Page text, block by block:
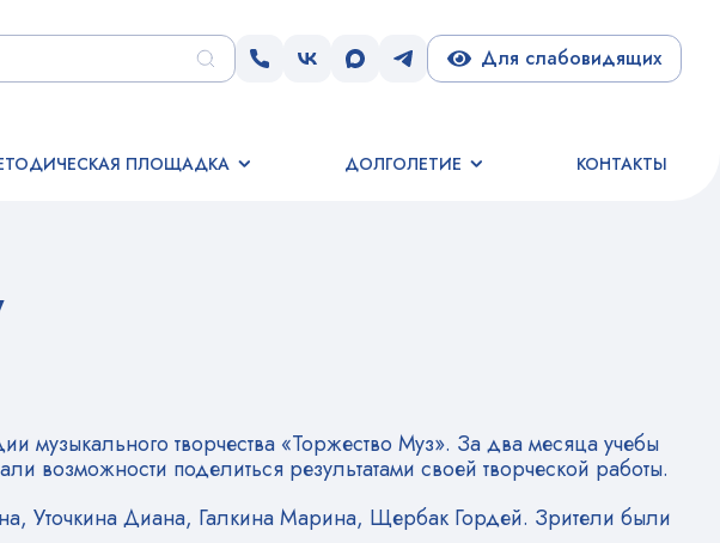
Для слабовидящих
ПЛОЩАДКА ДОЛГОЛЕТИЕ КОНТАКТЫ
музыкального творчества «Торжество Муз». За два месяца учебы
возможности поделиться результатами своей творческой работы.
Уточкина Диана, Галкина Марина, Щербак Гордей. Зрители были